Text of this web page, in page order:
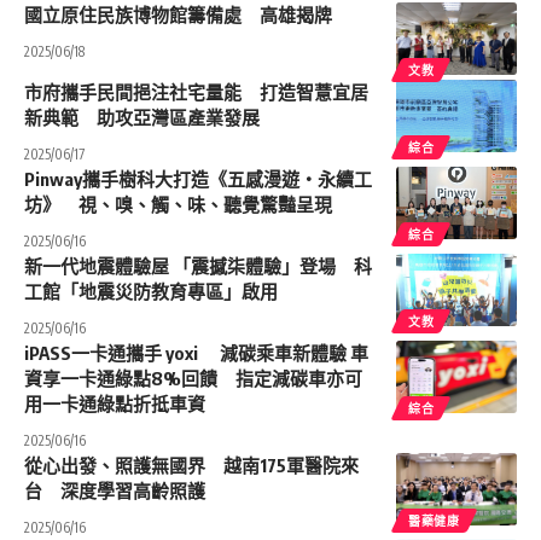
文教
國立原住民族博物館籌備處 高雄揭牌
2025/06/18
綜合
市府攜手民間挹注社宅量能 打造智薏宜居
新典範 助攻亞灣區產業發展
2025/06/17
綜合
Pinway攜手樹科大打造《五感漫遊・永續工
坊》 視、嗅、觸、味、聽覺驚豔呈現
2025/06/16
文教
新一代地震體驗屋 「震撼柒體驗」登場 科
工館「地震災防教育專區」啟用
2025/06/16
綜合
iPASS一卡通攜手 yoxi 減碳乘車新體驗 車
資享一卡通綠點8%回饋 指定減碳車亦可
用一卡通綠點折抵車資
2025/06/16
醫藥健康
從心出發、照護無國界 越南175軍醫院來
台 深度學習高齡照護
2025/06/16